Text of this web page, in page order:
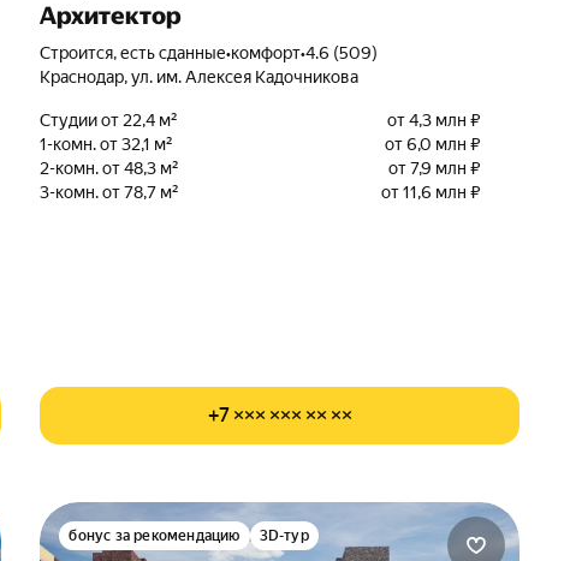
Архитектор
Строится, есть сданные•комфорт•4.6 (509)
Краснодар, ул. им. Алексея Кадочникова
Студии от 22,4 м²
от 4,3 млн ₽
1-комн. от 32,1 м²
от 6,0 млн ₽
2-комн. от 48,3 м²
от 7,9 млн ₽
3-комн. от 78,7 м²
от 11,6 млн ₽
+7 ××× ××× ×× ××
бонус за рекомендацию 3D-тур